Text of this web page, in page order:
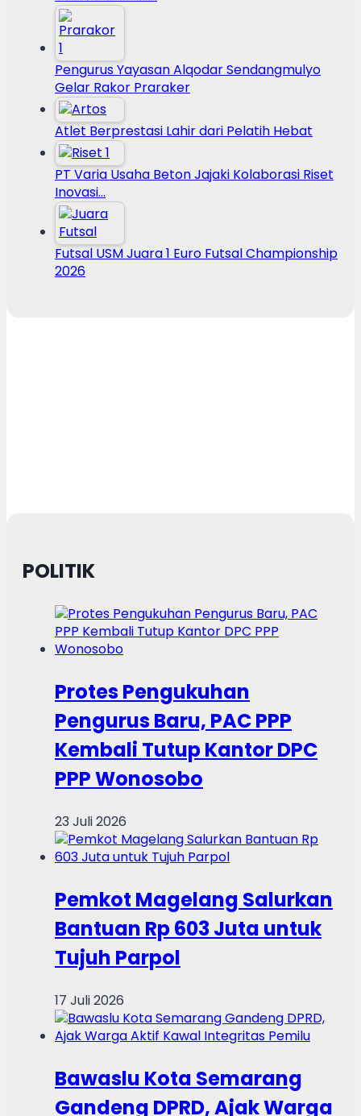
Pengurus Yayasan Alqodar Sendangmulyo
Gelar Rakor Praraker
Atlet Berprestasi Lahir dari Pelatih Hebat
PT Varia Usaha Beton Jajaki Kolaborasi Riset
Inovasi…
Futsal USM Juara 1 Euro Futsal Championship
2026
POLITIK
Protes Pengukuhan
Pengurus Baru, PAC PPP
Kembali Tutup Kantor DPC
PPP Wonosobo
23 Juli 2026
Pemkot Magelang Salurkan
Bantuan Rp 603 Juta untuk
Tujuh Parpol
17 Juli 2026
Bawaslu Kota Semarang
Gandeng DPRD, Ajak Warga